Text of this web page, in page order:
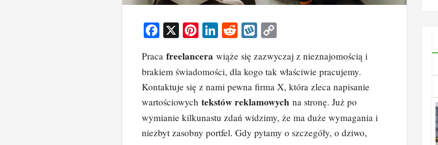
F
c
e
b
o
o
k
X
Pi
er
e
st
Li
k
e
dI
n
R
d
di
t
W
o
p
p
y
Li
n
k
Praca freelancera wiąże się zazwyczaj z nieznajomością i
brakiem świadomości, dla kogo tak właściwie pracujemy.
Kontaktuje się z nami pewna firma X, która zleca napisanie
wartościowych tekstów reklamowych na stronę. Już po
wymianie kilkunastu zdań widzimy, że ma duże wymagania i
niezbyt zasobny portfel. Gdy pytamy o szczegóły, o dziwo,